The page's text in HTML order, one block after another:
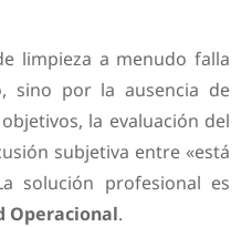
limpieza a menudo falla
sino por la ausencia de
la evaluación del
subjetiva entre «está
solución profesional es
Operacional.